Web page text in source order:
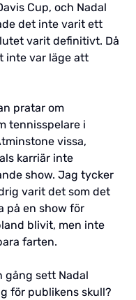
Cup, och Nadal
det inte varit ett
varit definitivt. Då
inte var läge att
pratar om
tennisspelare i
vissa,
karriär inte
show. Jag tycker
varit det som det
på en show för
blivit, men inte
farten.
gång sett Nadal
för publikens skull?